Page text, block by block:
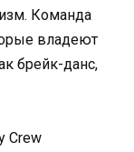
Команда
владеют
брейк-данс,
Crew